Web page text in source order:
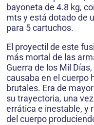
bayoneta de 4.8 kg,
mts y está dotado de
para 5 cartuchos.
El proyectil de este
más mortal de las
Guerra de los Mil
causaba en el cuerpo
brutales. Era de
su trayectoria, una
errática e inestable, y
del cuerpo